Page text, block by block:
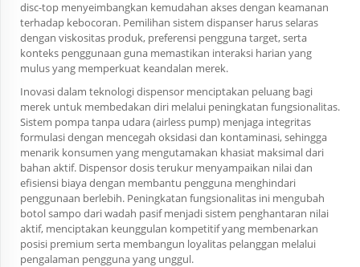
disc-top menyeimbangkan kemudahan akses dengan keamanan
terhadap kebocoran. Pemilihan sistem dispanser harus selaras
dengan viskositas produk, preferensi pengguna target, serta
konteks penggunaan guna memastikan interaksi harian yang
mulus yang memperkuat keandalan merek.
Inovasi dalam teknologi dispensor menciptakan peluang bagi
merek untuk membedakan diri melalui peningkatan fungsionalitas.
Sistem pompa tanpa udara (airless pump) menjaga integritas
formulasi dengan mencegah oksidasi dan kontaminasi, sehingga
menarik konsumen yang mengutamakan khasiat maksimal dari
bahan aktif. Dispensor dosis terukur menyampaikan nilai dan
efisiensi biaya dengan membantu pengguna menghindari
penggunaan berlebih. Peningkatan fungsionalitas ini mengubah
botol sampo dari wadah pasif menjadi sistem penghantaran nilai
aktif, menciptakan keunggulan kompetitif yang membenarkan
posisi premium serta membangun loyalitas pelanggan melalui
pengalaman pengguna yang unggul.